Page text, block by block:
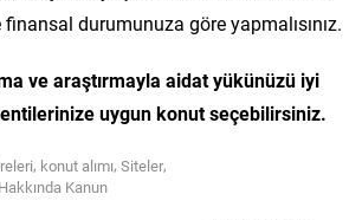
finansal durumunuza göre yapmalısınız.
ve araştırmayla aidat yükünüzü iyi
uygun konut seçebilirsiniz.
, konut alımı, Siteler,
Kanun